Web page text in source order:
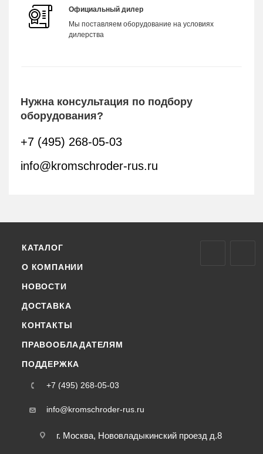
Официальный дилер
Мы поставляем оборудование на условиях
дилерства
Нужна консультация по подбору
оборудования?
+7 (495) 268-05-03
info@kromschroder-rus.ru
КАТАЛОГ
О КОМПАНИИ
НОВОСТИ
ДОСТАВКА
КОНТАКТЫ
ПРАВООБЛАДАТЕЛЯМ
ПОДДЕРЖКА
+7 (495) 268-05-03
info@kromschroder-rus.ru
г. Москва, Нововладыкинский проезд д.8